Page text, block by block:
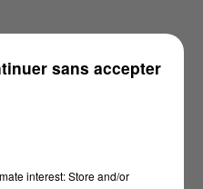
interest: Store and/or
sans accepter